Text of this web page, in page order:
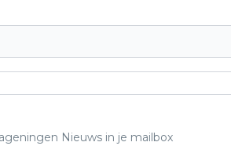
Nieuws in je mailbox